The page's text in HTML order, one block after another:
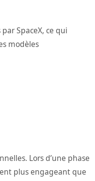
SpaceX, ce qui
modèles
Lors d’une phase
plus engageant que